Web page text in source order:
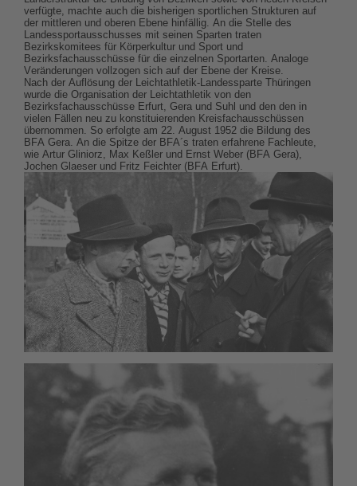
verfügte, machte auch die bisherigen sportlichen Strukturen auf
der mittleren und oberen Ebene hinfällig. An die Stelle des
Landessportausschusses mit seinen Sparten traten
Bezirkskomitees für Körperkultur und Sport und
Bezirksfachausschüsse für die einzelnen Sportarten. Analoge
Veränderungen vollzogen sich auf der Ebene der Kreise.
Nach der Auflösung der Leichtathletik-Landessparte Thüringen
wurde die Organisation der Leichtathletik von den
Bezirksfachausschüsse Erfurt, Gera und Suhl und den den in
vielen Fällen neu zu konstituierenden Kreisfachausschüssen
übernommen. So erfolgte am 22. August 1952 die Bildung des
BFA Gera. An die Spitze der BFA´s traten erfahrene Fachleute,
wie Artur Gliniorz, Max Keßler und Ernst Weber (BFA Gera),
Jochen Glaeser und Fritz Feichter (BFA Erfurt).